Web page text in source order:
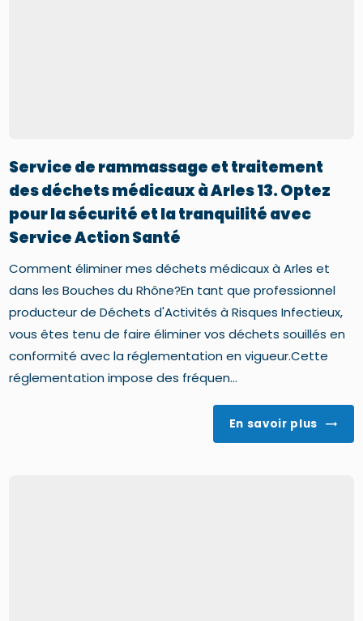
Service de rammassage et traitement
des déchets médicaux à Arles 13. Optez
pour la sécurité et la tranquilité avec
Service Action Santé
Comment éliminer mes déchets médicaux à Arles et
dans les Bouches du Rhône?En tant que professionnel
producteur de Déchets d'Activités à Risques Infectieux,
vous êtes tenu de faire éliminer vos déchets souillés en
conformité avec la réglementation en vigueur.Cette
réglementation impose des fréquen...
En savoir plus